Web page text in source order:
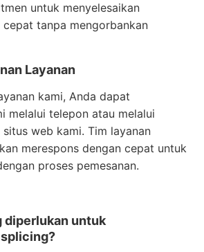
untuk menyelesaikan
cepat tanpa mengorbankan
Layanan
kami, Anda dapat
melalui telepon atau melalui
web kami. Tim layanan
merespons dengan cepat untuk
proses pemesanan.
diperlukan untuk